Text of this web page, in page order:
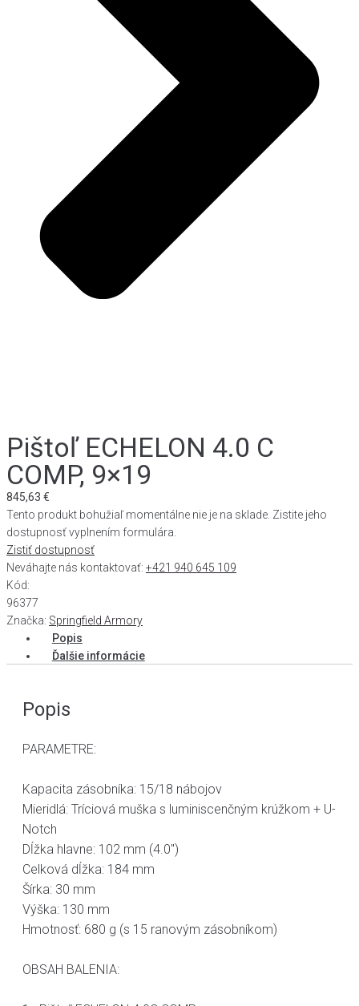
Pištoľ ECHELON 4.0 C
COMP, 9×19
845,63 €
Tento produkt bohužiaľ momentálne nie je na sklade. Zistite jeho
dostupnosť vyplnením formulára.
Zistiť dostupnosť
Neváhajte nás kontaktovať: +421 940 645 109
Kód:
96377
Značka: Springfield Armory
Popis
Ďalšie informácie
Popis
PARAMETRE:
Kapacita zásobníka: 15/18 nábojov
Mieridlá: Tríciová muška s luminiscenčným krúžkom + U-
Notch
Dĺžka hlavne: 102 mm (4.0")
Celková dĺžka: 184 mm
Šírka: 30 mm
Výška: 130 mm
Hmotnosť: 680 g (s 15 ranovým zásobníkom)
OBSAH BALENIA: